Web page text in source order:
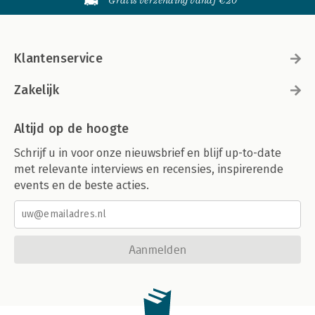
Klantenservice
Zakelijk
Altijd op de hoogte
Schrijf u in voor onze nieuwsbrief en blijf up-to-date
met relevante interviews en recensies, inspirerende
events en de beste acties.
Aanmelden